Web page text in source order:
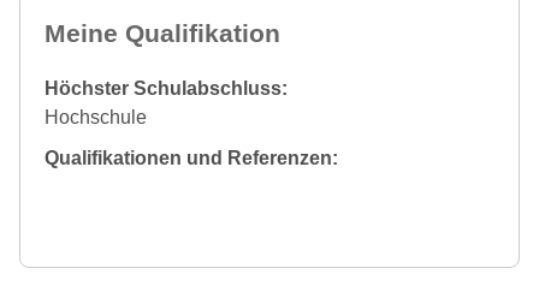
Meine Qualifikation
Höchster Schulabschluss:
Hochschule
Qualifikationen und Referenzen: